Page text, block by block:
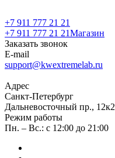
+7 911 777 21 21
+7 911 777 21 21Магазин
Заказать звонок
E-mail
support@kwextremelab.ru
Адрес
Санкт-Петербург
Дальневосточный пр., 12к2
Режим работы
Пн. – Вс.: с 12:00 до 21:00